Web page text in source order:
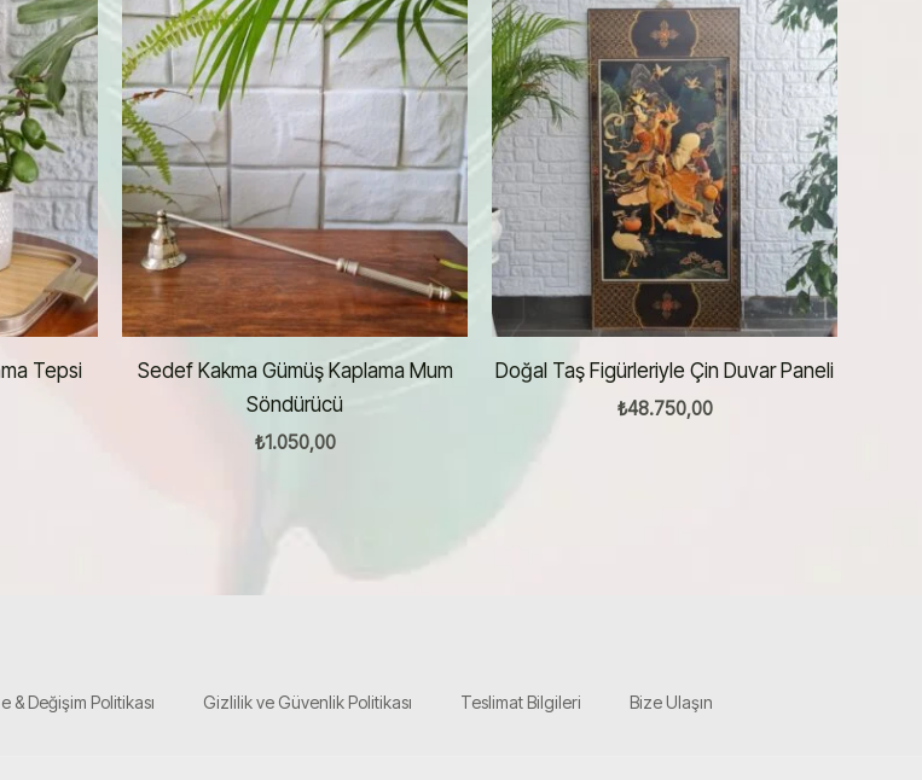
Tepsi
Sedef Kakma Gümüş Kaplama Mum
Söndürücü
₺1.050,00
Doğal Taş Figürleriyle Çin Duvar Paneli
₺48.750,00
& Değişim Politikası Gizlilik ve Güvenlik Politikası Teslimat Bilgileri Bize Ulaşın